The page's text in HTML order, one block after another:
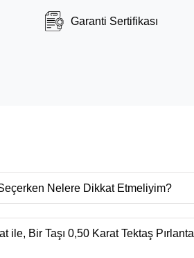
Garanti Sertifikası
Seçerken Nelere Dikkat Etmeliyim?
VVS(Mikroskop ortamında
çok çok küçük doğal izler.)
ile, Bir Taşı 0,50 Karat Tektaş Pırlanta